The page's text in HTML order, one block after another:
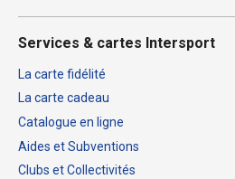
Services & cartes Intersport
La carte fidélité
La carte cadeau
Catalogue en ligne
Aides et Subventions
Clubs et Collectivités